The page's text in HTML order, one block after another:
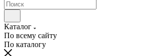
Каталог
По всему сайту
По каталогу